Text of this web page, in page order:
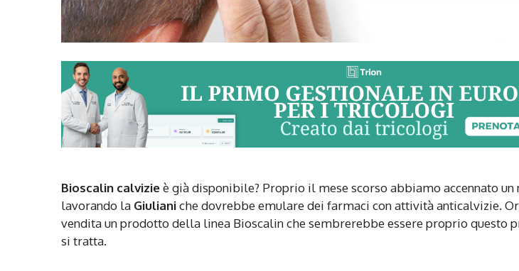
Bioscalin calvizieè già disponibile? Proprio il mese scorso abbiamo accennato
lavorando la Giulianiche dovrebbe emulare dei farmaci con attività anticalvizie.
vendita un prodotto della linea Bioscalin che sembrerebbe essere proprio questo
si tratta.